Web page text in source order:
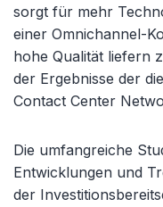
sorgt für mehr
einer Omnichannel-
hohe Qualität liefern
der Ergebnisse der
Contact Center
Die umfangreiche
Entwicklungen und
der